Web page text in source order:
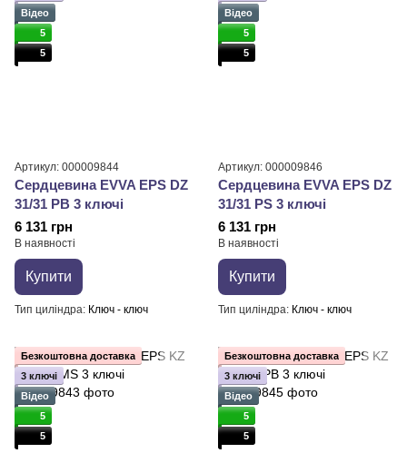
Відео
5
5
Артикул: 000009844
Сердцевина EVVA EPS DZ
31/31 PB 3 ключі
6 131 грн
В наявності
Купити
Тип циліндра Ключ - ключ
Відео
5
5
Артикул: 000009846
Сердцевина EVVA EPS DZ
31/31 PS 3 ключі
6 131 грн
В наявності
Купити
Тип циліндра Ключ - ключ
Безкоштовна доставка
3 ключі
Відео
5
5
Безкоштовна доставка
3 ключі
Відео
5
5